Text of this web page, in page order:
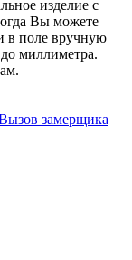
изделие с
Вы можете
в поле вручную
миллиметра.
замерщика